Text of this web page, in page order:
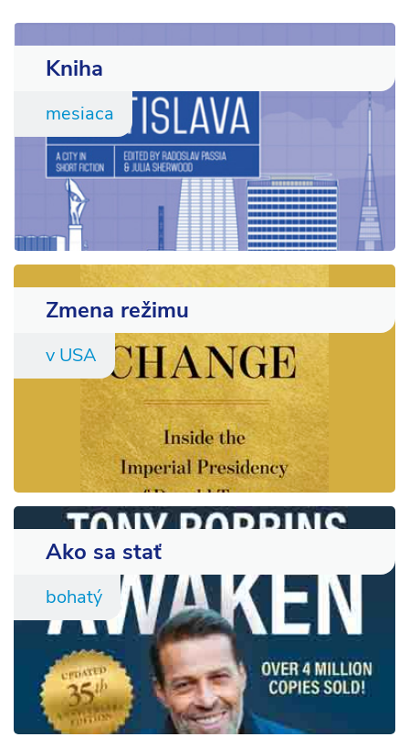
Kniha
mesiaca
Zmena režimu
v USA
Ako sa stať
bohatý